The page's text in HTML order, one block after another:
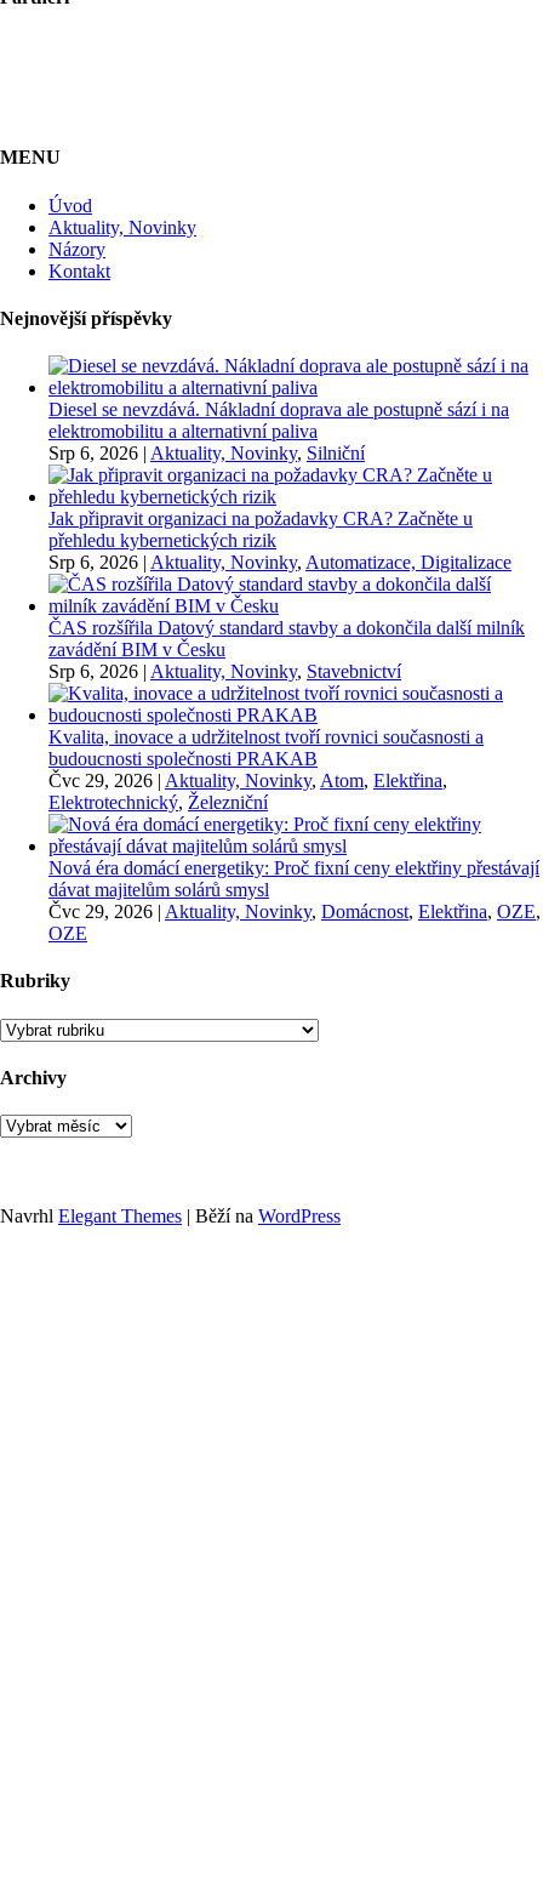
MENU
Úvod
Aktuality, Novinky
Názory
Kontakt
Nejnovější příspěvky
Diesel se nevzdává. Nákladní doprava ale postupně sází i na
elektromobilitu a alternativní paliva
Srp 6, 2026 | Aktuality, Novinky, Silniční
Jak připravit organizaci na požadavky CRA? Začněte u
přehledu kybernetických rizik
Srp 6, 2026 | Aktuality, Novinky, Automatizace, Digitalizace
ČAS rozšířila Datový standard stavby a dokončila další milník
zavádění BIM v Česku
Srp 6, 2026 | Aktuality, Novinky, Stavebnictví
Kvalita, inovace a udržitelnost tvoří rovnici současnosti a
budoucnosti společnosti PRAKAB
Čvc 29, 2026 | Aktuality, Novinky, Atom, Elektřina,
Elektrotechnický, Železniční
Nová éra domácí energetiky: Proč fixní ceny elektřiny přestávají
dávat majitelům solárů smysl
Čvc 29, 2026 | Aktuality, Novinky, Domácnost, Elektřina, OZE,
OZE
Rubriky
Rubriky
Archivy
Archivy
Navrhl Elegant Themes | Běží na WordPress